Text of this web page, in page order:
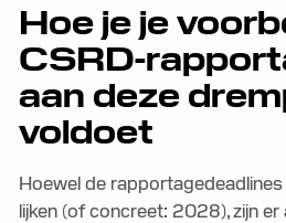
Hoe je je
CSRD-
aan deze
voldoet
Hoewel de
lijken (of concreet: 2028), zijn er